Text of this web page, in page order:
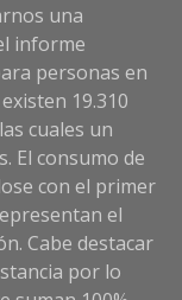
una
informe
personas en
19.310
cuales un
El consumo de
con el primer
el
Cabe destacar
por lo